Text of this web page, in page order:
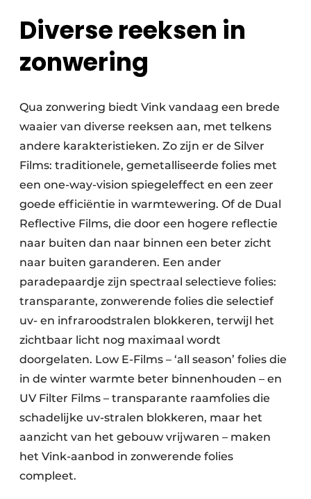
Diverse reeksen in
zonwering
Qua zonwering biedt Vink vandaag een brede
waaier van diverse reeksen aan, met telkens
andere karakteristieken. Zo zijn er de Silver
Films: traditionele, gemetalliseerde folies met
een one-way-vision spiegeleffect en een zeer
goede efficiëntie in warmtewering. Of de Dual
Reflective Films, die door een hogere reflectie
naar buiten dan naar binnen een beter zicht
naar buiten garanderen. Een ander
paradepaardje zijn spectraal selectieve folies:
transparante, zonwerende folies die selectief
uv- en infraroodstralen blokkeren, terwijl het
zichtbaar licht nog maximaal wordt
doorgelaten. Low E-Films – ‘all season’ folies die
in de winter warmte beter binnenhouden – en
UV Filter Films – transparante raamfolies die
schadelijke uv-stralen blokkeren, maar het
aanzicht van het gebouw vrijwaren – maken
het Vink-aanbod in zonwerende folies
compleet.